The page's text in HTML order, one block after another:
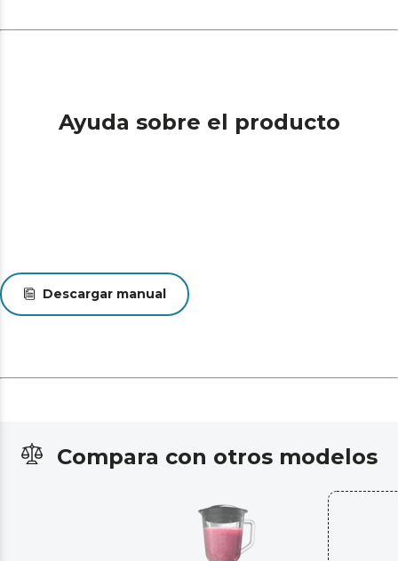
Ayuda sobre el producto
Descargar manual
Compara con otros modelos